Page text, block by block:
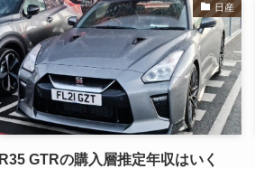
日産
R35 GTRの購入層推定年収はいく